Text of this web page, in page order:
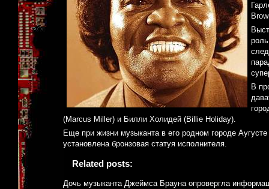
В
(Marcus Miller) и Билли Холидей (Billie Holiday).
Еще при жизни музыканта в его родном городе
установлена бронзовая статуя исполнителя.
Related posts:
Дочь музыканта Джеймса Брауна опровергла